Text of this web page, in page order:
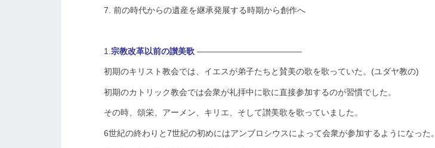
7. 前の時代からの遺産を継承発展する時期から創作へ
1. 宗教改革以前の讃美歌 ————————————–
初期のキリスト教会では、イエスが弟子たちと賛美の歌を歌っていた。(ユダヤ教の)
初期のカトリック教会では会衆が礼拝中に歌に直接参加するのが習慣でした。
その時、頌栄、アーメン、キリエ、そして讃美歌を歌っていました。
6世紀の終わりと7世紀の初めにはアンブロシウスによって会衆が参加するようになった。